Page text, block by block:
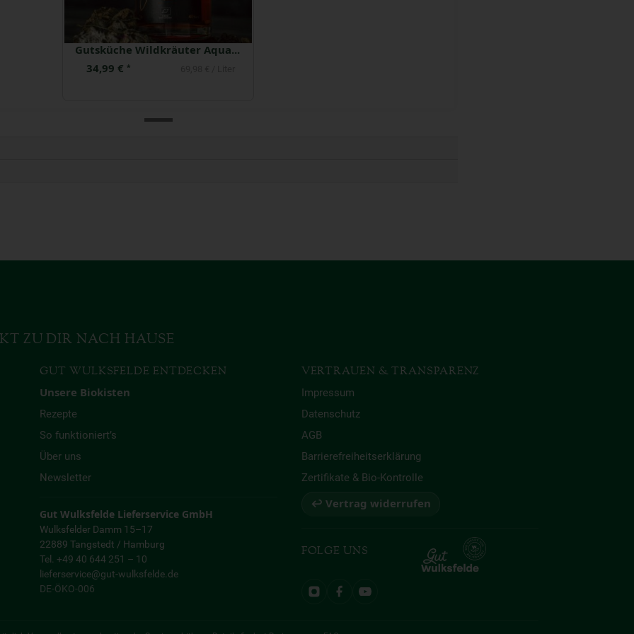
Gutsküche Wildkräuter Aquavit
34,99 € *
ZU DIR NACH HAUSE
GUT WULKSFELDE ENTDECKEN
Unsere Biokisten
Rezepte
So funktioniert’s
Über uns
Newsletter
Gut Wulksfelde Lieferservice GmbH
Wulksfelder Damm 15–17
22889 Tangstedt / Hamburg
Tel. +49 40 644 251 – 10
lieferservice@gut-wulksfelde.de
DE-ÖKO-006
VERTRAUEN & TRANSPARENZ
Impressum
Datenschutz
AGB
Barrierefreiheitserklärung
Zertifikate & Bio-Kontrolle
↩ Vertrag widerrufen
FOLGE UNS